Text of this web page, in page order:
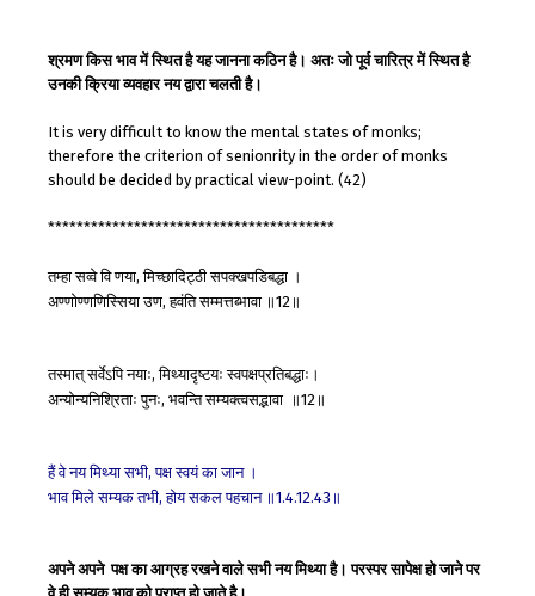
श्रमण किस भाव में स्थित है यह जानना कठिन है। अतः जो पूर्व चारित्र में स्थित है
उनकी क्रिया व्यवहार नय द्वारा चलती है।
It is very difficult to know the mental states of monks;
therefore the criterion of senionrity in the order of monks
should be decided by practical view-point. (42)
****************************************
तम्हासव्वेविणया,मिच्छादिट्ठीसपक्खपडिबद्धा ।
अण्णोण्णणिस्सियाउण,हवंतिसम्मत्तब्भावा ॥12 ॥
तस्मात्सर्वेऽपिनयाः,मिथ्यादृष्टयः स्वपक्षप्रतिबद्धाः।
अन्योन्यनिश्रिताः पुनः, भवन्तिसम्यक्त्वसद्भावा ॥12 ॥
हैंवेनयमिथ्यासभी,पक्षस्वयंकाजान ।
भावमिलेसम्यकतभी,होयसकलपहचान ॥1.4.12.43 ॥
अपने अपने पक्ष का आग्रह रखने वाले सभी नय मिथ्या है। परस्पर सापेक्ष हो जाने पर